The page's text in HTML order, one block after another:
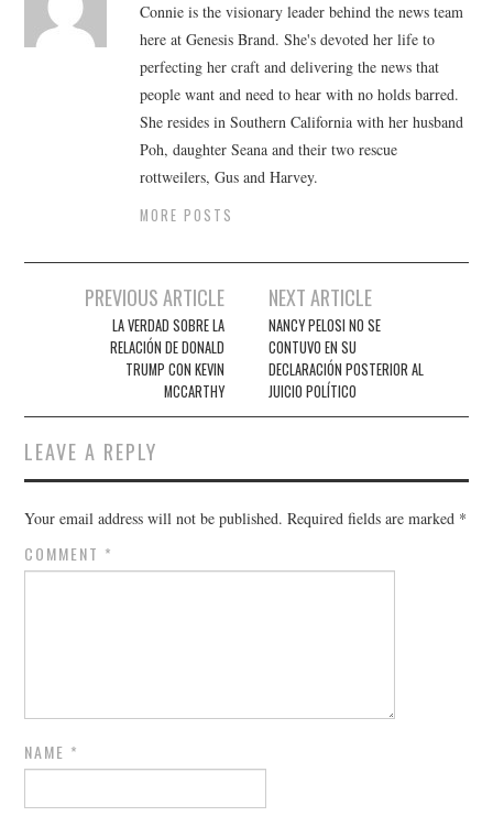
Connie is the visionary leader behind the news team
here at Genesis Brand. She's devoted her life to
perfecting her craft and delivering the news that
people want and need to hear with no holds barred.
She resides in Southern California with her husband
Poh, daughter Seana and their two rescue
rottweilers, Gus and Harvey.
MORE POSTS
navigation
PREVIOUS ARTICLE
LA VERDAD SOBRE LA
RELACIÓN DE DONALD
TRUMP CON KEVIN
MCCARTHY
NEXT ARTICLE
NANCY PELOSI NO SE
CONTUVO EN SU
DECLARACIÓN POSTERIOR AL
JUICIO POLÍTICO
LEAVE A REPLY
Your email address will not be published. Required fields are marked *
COMMENT *
NAME *